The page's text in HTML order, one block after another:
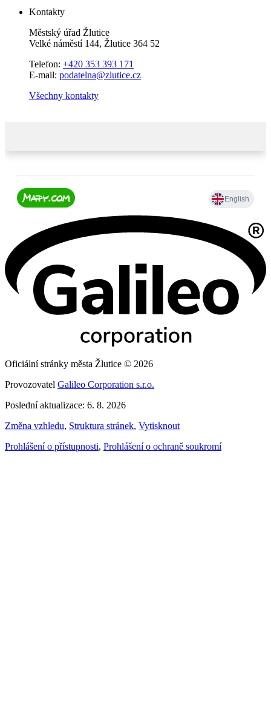
Kontakty
Městský úřad Žlutice
Velké náměstí 144, Žlutice 364 52
Telefon: +420 353 393 171
E-mail: podatelna@zlutice.cz
Všechny kontakty
Oficiální stránky města Žlutice © 2026
Provozovatel Galileo Corporation s.r.o.
Poslední aktualizace: 6. 8. 2026
Změna vzhledu, Struktura stránek, Vytisknout
Prohlášení o přístupnosti, Prohlášení o ochraně soukromí